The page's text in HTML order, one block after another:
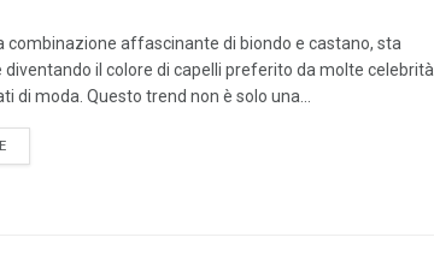
combinazione affascinante di biondo e castano, sta
il colore di capelli preferito da molte celebrità
di moda. Questo trend non è solo una...
DETAILS